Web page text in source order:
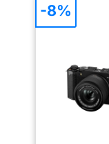
-8%